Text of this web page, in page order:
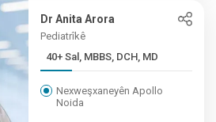
Dr Anita Arora
Pediatrîkê
40+ Sal, MBBS, DCH, MD
Nexweşxaneyên Apollo
Noida